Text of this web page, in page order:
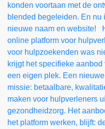
konden voortaan met de
blended begeleiden. En nu
nieuwe naam en website!
online platform voor
voor hulpzoekenden was
krijgt het specifieke
een eigen plek. Een
missie: betaalbare,
maken voor hulpverleners
gezondheidzorg. Het
het platform werken, blijft: